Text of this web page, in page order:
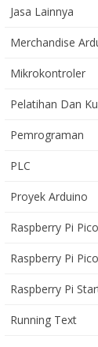
Jasa Lainnya
Merchandise
Mikrokontroler
Pelatihan Dan
Pemrograman
PLC
Proyek Arduino
Raspberry Pi Pico
Raspberry Pi
Raspberry Pi
Running Text